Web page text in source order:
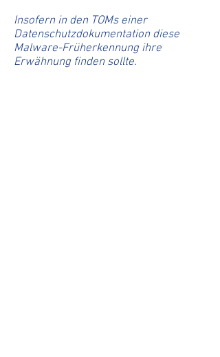
Insofern in den TOMs einer
Datenschutzdokumentation diese
Malware-Früherkennung ihre
Erwähnung finden sollte.